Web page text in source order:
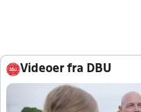
Videoer fra DBU